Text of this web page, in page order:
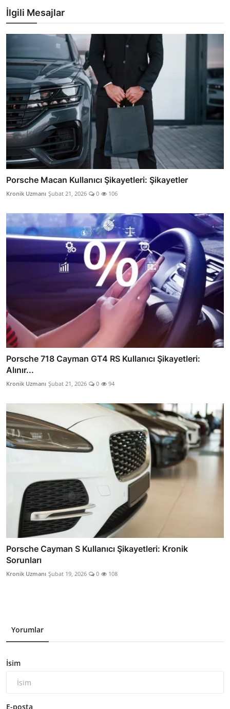
İlgili Mesajlar
Porsche Macan Kullanıcı Şikayetleri: Şikayetler
Kronik Uzmanı Şubat 21, 2026 0 106
Porsche 718 Cayman GT4 RS Kullanıcı Şikayetleri:
Alınır...
Kronik Uzmanı Şubat 21, 2026 0 94
Porsche Cayman S Kullanıcı Şikayetleri: Kronik
Sorunları
Kronik Uzmanı Şubat 19, 2026 0 108
Yorumlar
İsim
E-posta